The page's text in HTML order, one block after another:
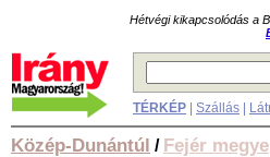
Hétvégi kikapcsolódás a
TÉRKÉP Szállás
Közép-Dunántúl / Fejér megye